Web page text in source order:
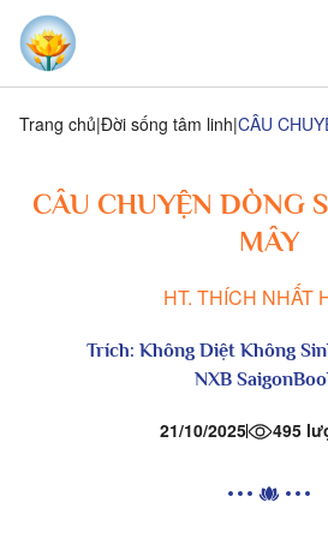
Trang chủ Đời sống tâm linh
CÂU CHUYỆN DÒNG
MÂY
HT. THÍCH NHẤT
Trích: Không Diệt Không
NXB
21/10/2025 495